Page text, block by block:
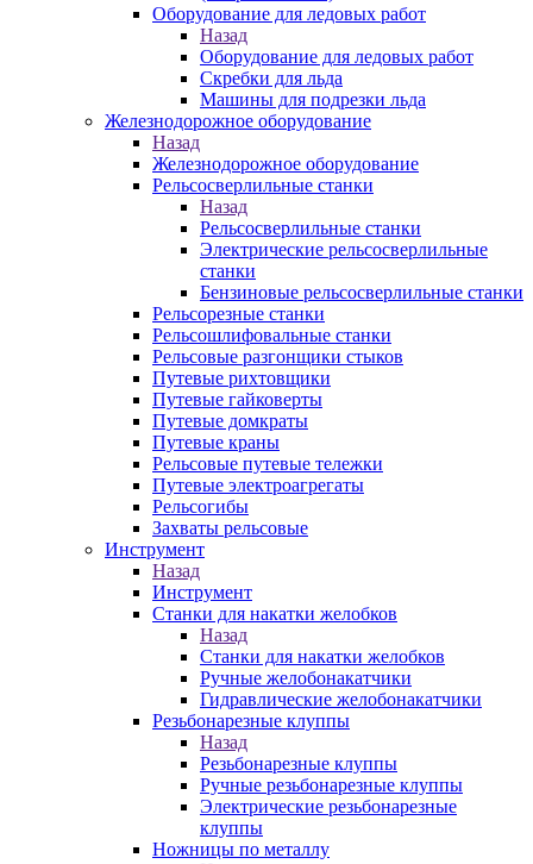
Оборудование для ледовых работ
Назад
Оборудование для ледовых работ
Скребки для льда
Машины для подрезки льда
Железнодорожное оборудование
Назад
Железнодорожное оборудование
Рельсосверлильные станки
Назад
Рельсосверлильные станки
Электрические рельсосверлильные
станки
Бензиновые рельсосверлильные станки
Рельсорезные станки
Рельсошлифовальные станки
Рельсовые разгонщики стыков
Путевые рихтовщики
Путевые гайковерты
Путевые домкраты
Путевые краны
Рельсовые путевые тележки
Путевые электроагрегаты
Рельсогибы
Захваты рельсовые
Инструмент
Назад
Инструмент
Станки для накатки желобков
Назад
Станки для накатки желобков
Ручные желобонакатчики
Гидравлические желобонакатчики
Резьбонарезные клуппы
Назад
Резьбонарезные клуппы
Ручные резьбонарезные клуппы
Электрические резьбонарезные
клуппы
Ножницы по металлу